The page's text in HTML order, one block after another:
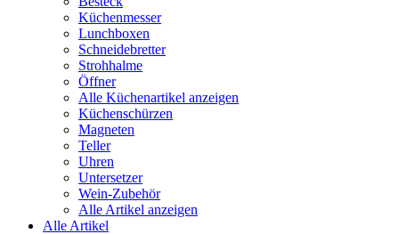
Küchenmesser
Lunchboxen
Schneidebretter
Strohhalme
Öffner
Alle Küchenartikel anzeigen
Küchenschürzen
Magneten
Teller
Uhren
Untersetzer
Wein-Zubehör
Alle Artikel anzeigen
Alle Artikel